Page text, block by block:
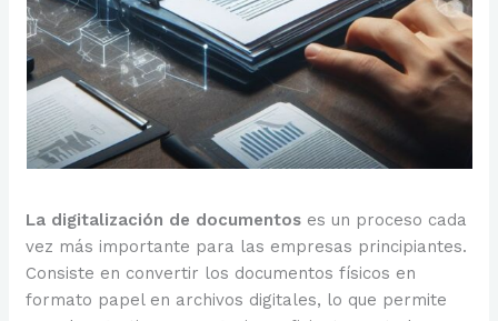
La digitalización de documentos es un proceso cada
vez más importante para las empresas principiantes.
Consiste en convertir los documentos físicos en
formato papel en archivos digitales, lo que permite